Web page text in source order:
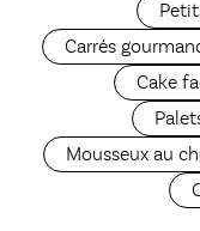
Carrés
Cake
Mousseux au